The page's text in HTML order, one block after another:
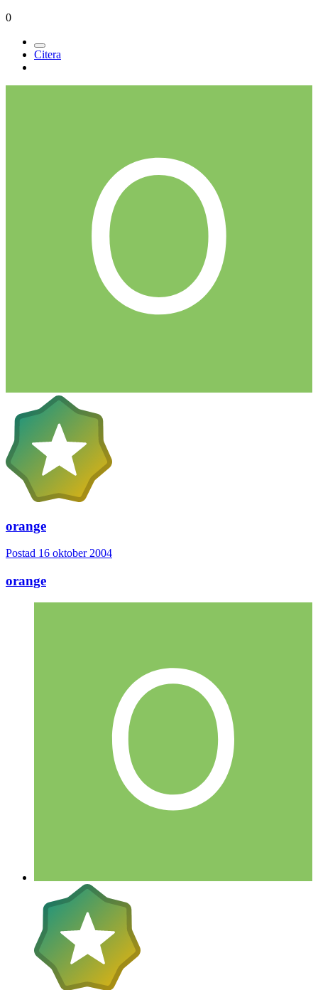
0
Citera
orange
Postad 16 oktober 2004
orange